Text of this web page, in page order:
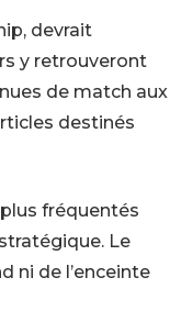
devrait
y retrouveront
de match aux
destinés
fréquentés
Le
ni de l’enceinte